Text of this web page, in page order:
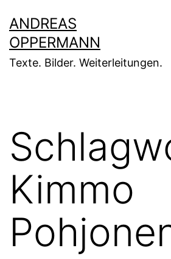
Inhalt
springen
ANDREAS
OPPERMANN
Texte. Bilder. Weiterleitungen.
Kimmo